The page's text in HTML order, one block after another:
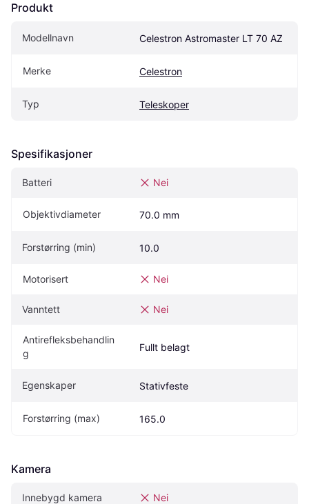
Produkt
Modellnavn Celestron Astromaster LT 70 AZ
Merke Celestron
Typ Teleskoper
Spesifikasjoner
Batteri Nei
Objektivdiameter 70.0 mm
Forstørring (min) 10.0
Motorisert Nei
Vanntett Nei
Antirefleksbehandlin
g
Fullt belagt
Egenskaper Stativfeste
Forstørring (max) 165.0
Kamera
Innebygd kamera Nei